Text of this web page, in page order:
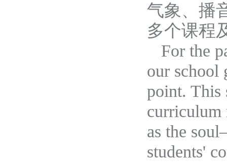
气象、播
多个课程
For the
our school
point. This
curriculum
as the
students'